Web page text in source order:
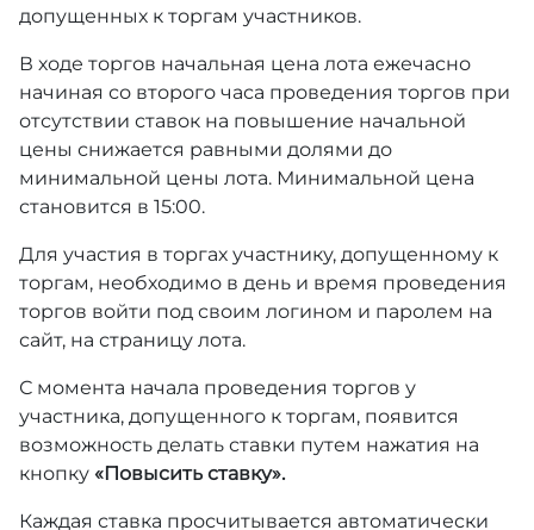
допущенных к торгам участников.
В ходе торгов начальная цена лота ежечасно
начиная со второго часа проведения торгов при
отсутствии ставок на повышение начальной
цены снижается равными долями до
минимальной цены лота. Минимальной цена
становится в 15:00.
Для участия в торгах участнику, допущенному к
торгам, необходимо в день и время проведения
торгов войти под своим логином и паролем на
сайт, на страницу лота.
С момента начала проведения торгов у
участника, допущенного к торгам, появится
возможность делать ставки путем нажатия на
кнопку «Повысить ставку».
Каждая ставка просчитывается автоматически